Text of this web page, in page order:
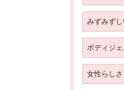
みずみず
ボディジ
女性らしさ